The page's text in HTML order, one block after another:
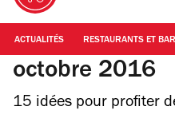
ACTUALITÉS RESTAURANTS ET
octobre 2016
15 idées pour profiter